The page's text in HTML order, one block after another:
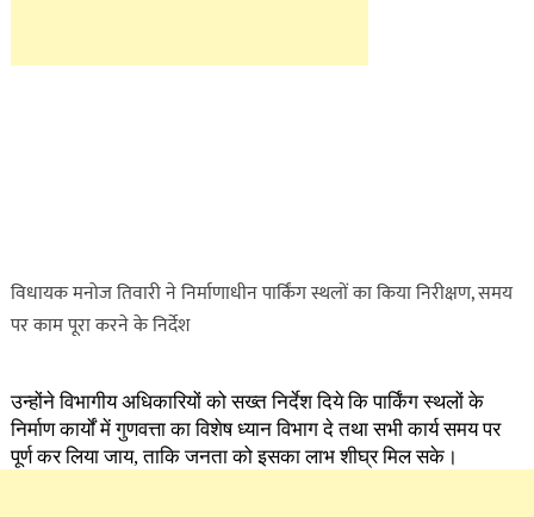
विधायक मनोज तिवारी ने निर्माणाधीन पार्किंग स्थलों का किया निरीक्षण, समय
पर काम पूरा करने के निर्देश
उन्होंने विभागीय अधिकारियों को सख्त निर्देश दिये कि पार्किंग स्थलों के
निर्माण कार्यों में गुणवत्ता का विशेष ध्यान विभाग दे तथा सभी कार्य समय‌ पर
पूर्ण कर लिया जाय, ताकि जनता को इसका लाभ शीघ्र मिल सके।